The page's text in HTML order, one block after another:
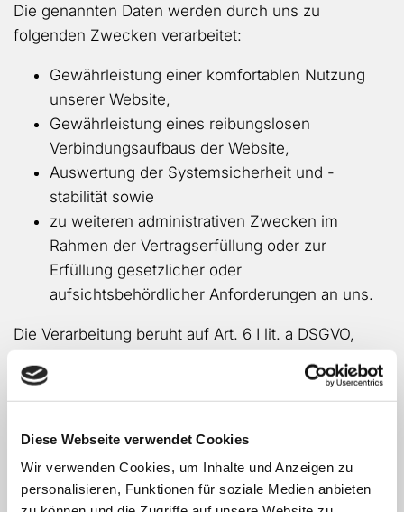
Diese Webseite verwendet Cookies
Wir verwenden Cookies, um Inhalte und Anzeigen zu
personalisieren, Funktionen für soziale Medien anbieten
Die genannten Daten werden durch uns zu
folgenden Zwecken verarbeitet:
Gewährleistung einer komfortablen Nutzung
unserer Website,
Gewährleistung eines reibungslosen
Verbindungsaufbaus der Website,
Auswertung der Systemsicherheit und -
stabilität sowie
zu weiteren administrativen Zwecken im
Rahmen der Vertragserfüllung oder zur
Erfüllung gesetzlicher oder
aufsichtsbehördlicher Anforderungen an uns.
Die Verarbeitung beruht auf Art. 6 I lit. a DSGVO,
der sie betreffenden personenbezogenen Daten für
einen oder mehrere bestimmte Zwecke gegeben
haben.
wenn die Verarbeitung zur Erfüllung eines Vertrages
dessen Vertragspartei die betroffene Person ist,